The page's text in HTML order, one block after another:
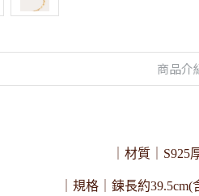
商品介
｜材質｜S925
｜規格｜鍊長約